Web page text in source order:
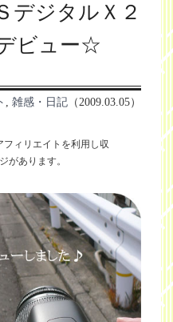
デジタルＸ２
ビュー☆
, 雑感・日記 （2009.03.05）
フィリエイトを利用し収
があります。